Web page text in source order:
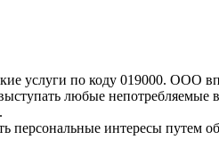
услуги по коду 019000. ООО
любые
персональные интересы путем